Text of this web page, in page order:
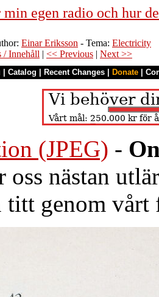
egen radio och hur
Einar Eriksson - Tema: Electricity
/ Innehåll | << Previous | Next >>
Catalog Recent Changes Donate
(JPEG) -
oss nästan
titt genom vårt